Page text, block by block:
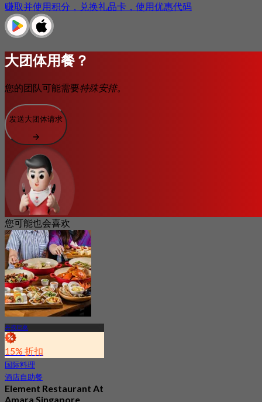
赚取并使用积分，兑换礼品卡，使用优惠代码
大团体用餐？
您的团队可能需要特殊安排。
发送大团体请求
您可能也会喜欢
丹戎巴葛
15% 折扣
国际料理
酒店自助餐
Element Restaurant At
Amara Singapore